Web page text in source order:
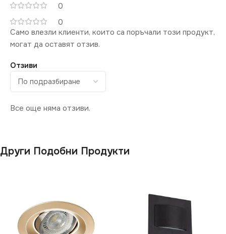
0
0
Отзиви
Все още няма отзиви.
Само влезли клиенти, които са поръчали този продукт,
могат да оставят отзив.
Други Подобни Продукти